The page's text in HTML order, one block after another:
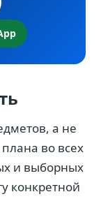
а не
во всех
и выборных
конкретной